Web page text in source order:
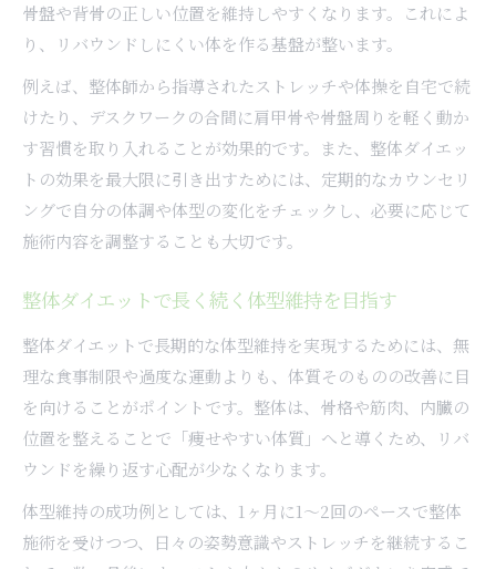
骨盤や背骨の正しい位置を維持しやすくなります。これによ
り、リバウンドしにくい体を作る基盤が整います。
例えば、整体師から指導されたストレッチや体操を自宅で続
けたり、デスクワークの合間に肩甲骨や骨盤周りを軽く動か
す習慣を取り入れることが効果的です。また、整体ダイエッ
トの効果を最大限に引き出すためには、定期的なカウンセリ
ングで自分の体調や体型の変化をチェックし、必要に応じて
施術内容を調整することも大切です。
整体ダイエットで長く続く体型維持を目指す
整体ダイエットで長期的な体型維持を実現するためには、無
理な食事制限や過度な運動よりも、体質そのものの改善に目
を向けることがポイントです。整体は、骨格や筋肉、内臓の
位置を整えることで「痩せやすい体質」へと導くため、リバ
ウンドを繰り返す心配が少なくなります。
体型維持の成功例としては、1ヶ月に1〜2回のペースで整体
施術を受けつつ、日々の姿勢意識やストレッチを継続するこ